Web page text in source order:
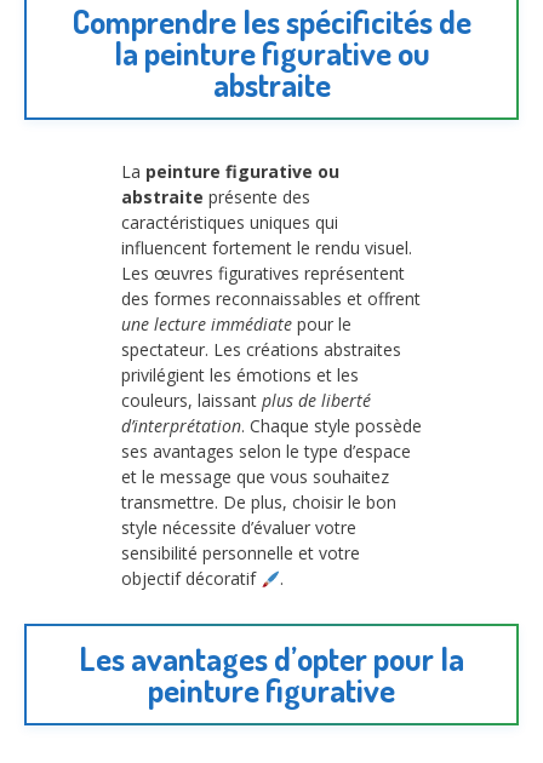
Comprendre les spécificités de
la peinture figurative ou
abstraite
La peinture figurative ou
abstraite présente des
caractéristiques uniques qui
influencent fortement le rendu visuel.
Les œuvres figuratives représentent
des formes reconnaissables et offrent
une lecture immédiate pour le
spectateur. Les créations abstraites
privilégient les émotions et les
couleurs, laissant plus de liberté
d’interprétation. Chaque style possède
ses avantages selon le type d’espace
et le message que vous souhaitez
transmettre. De plus, choisir le bon
style nécessite d’évaluer votre
sensibilité personnelle et votre
objectif décoratif
.
Les avantages d’opter pour la
peinture figurative